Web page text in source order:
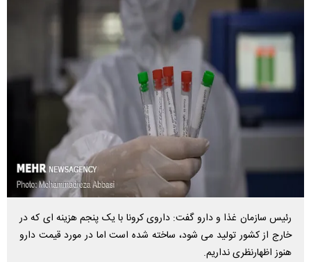
رئیس سازمان غذا و دارو گفت: داروی کرونا با یک پنجم هزینه ای که در
خارج از کشور تولید می شود، ساخته شده است اما در مورد قیمت دارو
هنوز اظهارنظری نداریم.